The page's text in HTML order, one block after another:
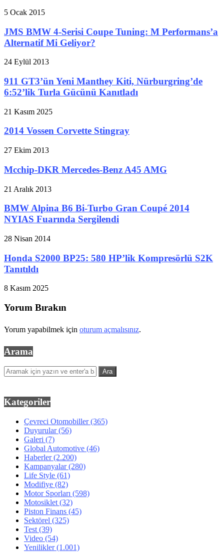
5 Ocak 2015
JMS BMW 4-Serisi Coupe Tuning: M Performans’a
Alternatif Mi Geliyor?
24 Eylül 2013
911 GT3’ün Yeni Manthey Kiti, Nürburgring’de
6:52’lik Turla Gücünü Kanıtladı
21 Kasım 2025
2014 Vossen Corvette Stingray
27 Ekim 2013
Mcchip-DKR Mercedes-Benz A45 AMG
21 Aralık 2013
BMW Alpina B6 Bi-Turbo Gran Coupé 2014
NYIAS Fuarında Sergilendi
28 Nisan 2014
Honda S2000 BP25: 580 HP’lik Kompresörlü S2K
Tanıtıldı
8 Kasım 2025
Yorum Bırakın
Yorum yapabilmek için oturum açmalısınız.
Arama
Kategoriler
Çevreci Otomobiller(365)
Duyurular(56)
Galeri (7)
Global Automotive (46)
Haberler(2.200)
Kampanyalar(280)
Life Style (61)
Modifiye (82)
Motor Sporları (598)
Motosiklet (32)
Piston Finans (45)
Sektörel (325)
Test (39)
Video (54)
Yenilikler(1.001)